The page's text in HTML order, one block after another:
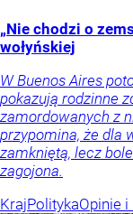
„Nie chodzi o
wołyńskiej
W Buenos Aires
pokazują rodzinne
zamordowanych z
przypomina, że dla
zamkniętą, lecz
zagojona.
KrajPolitykaOpinie